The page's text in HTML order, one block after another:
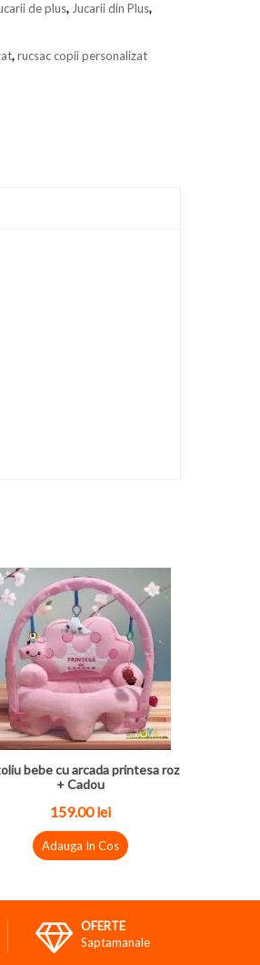
de plus, Jucarii din Plus,
,rucsac copii personalizat
bebe cu arcada printesa roz
+ Cadou
159.00 lei
Adauga In Cos
OFERTE
Saptamanale